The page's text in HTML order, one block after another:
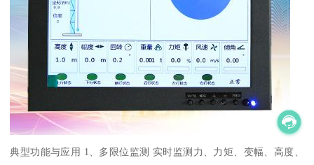
典型功能与应用 1、多限位监测 实时监测力、力矩、变幅、高度、